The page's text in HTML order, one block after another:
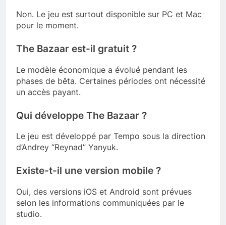
Non. Le jeu est surtout disponible sur PC et Mac
pour le moment.
The Bazaar est-il gratuit ?
Le modèle économique a évolué pendant les
phases de bêta. Certaines périodes ont nécessité
un accès payant.
Qui développe The Bazaar ?
Le jeu est développé par Tempo sous la direction
d’Andrey “Reynad” Yanyuk.
Existe-t-il une version mobile ?
Oui, des versions iOS et Android sont prévues
selon les informations communiquées par le
studio.